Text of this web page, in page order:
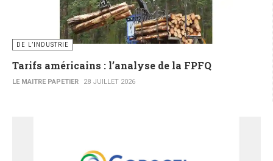
DE L’INDUSTRIE
Tarifs américains : l’analyse de la FPFQ
LE MAITRE PAPETIER 28 JUILLET 2026